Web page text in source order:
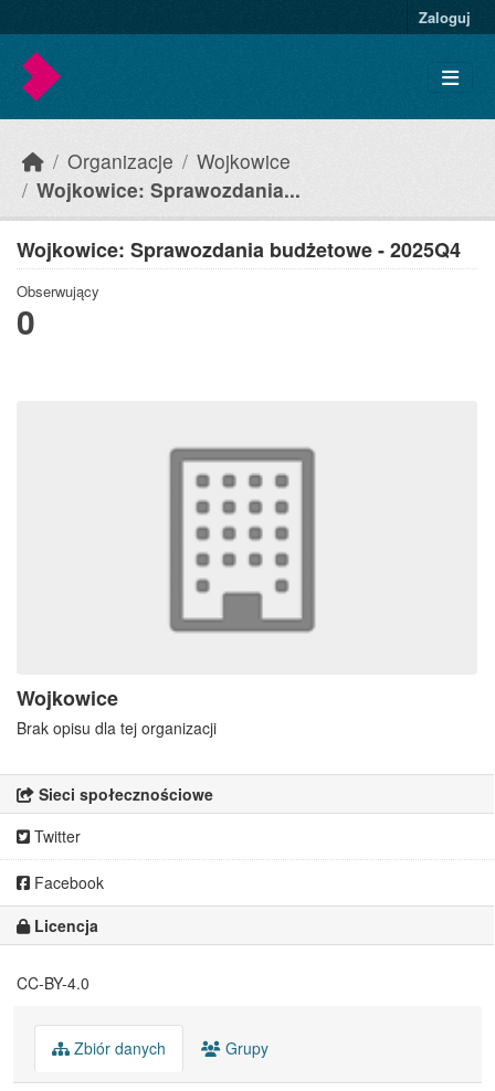
Zaloguj
Organizacje
Wojkowice
Wojkowice: Sprawozdania...
Wojkowice: Sprawozdania budżetowe - 2025Q4
Obserwujący
0
Wojkowice
Brak opisu dla tej organizacji
Sieci społecznościowe
Twitter
Facebook
Licencja
CC-BY-4.0
Zbiór danych Grupy